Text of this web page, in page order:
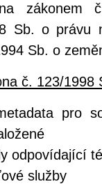
Sb. o právu
Sb. o
č. 123/1998
pro
odpovídající
služby